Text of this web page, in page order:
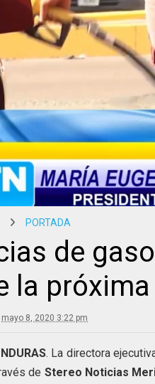
PORTADA
de
la
mayo 8, 2020 3:22 pm
. La directora
de Stereo Noticias